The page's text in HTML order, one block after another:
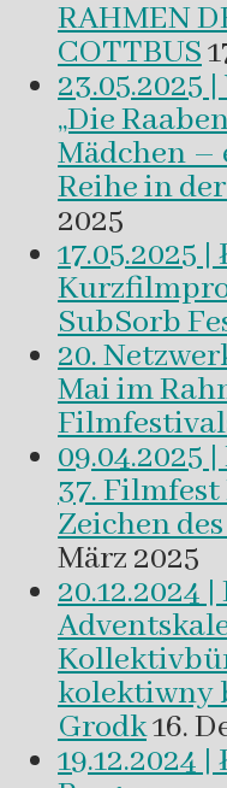
RAHMEN
COTTBUS
23.05.2025
„Die
Mädchen –
Reihe in
2025
17.05.2025
SubSorb
20.
Mai im
09.04.2025
37.
Zeichen
März 2025
20.12.2024
kolektiwny
Grodk16.
19.12.2024